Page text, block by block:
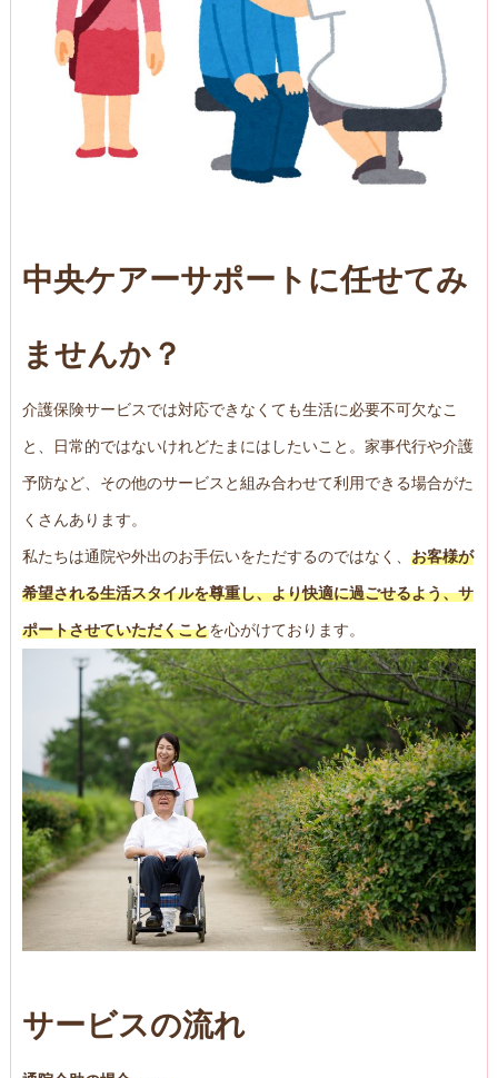
中央ケアーサポートに任せてみ
ませんか？
介護保険サービスでは対応できなくても生活に必要不可欠なこ
と、日常的ではないけれどたまにはしたいこと。家事代行や介護
予防など、その他のサービスと組み合わせて利用できる場合がた
くさんあります。
私たちは通院や外出のお手伝いをただするのではなく、 お客様が
希望される生活スタイルを尊重し、より快適に過ごせるよう、サ
ポートさせていただくことを心がけております。
サービスの流れ